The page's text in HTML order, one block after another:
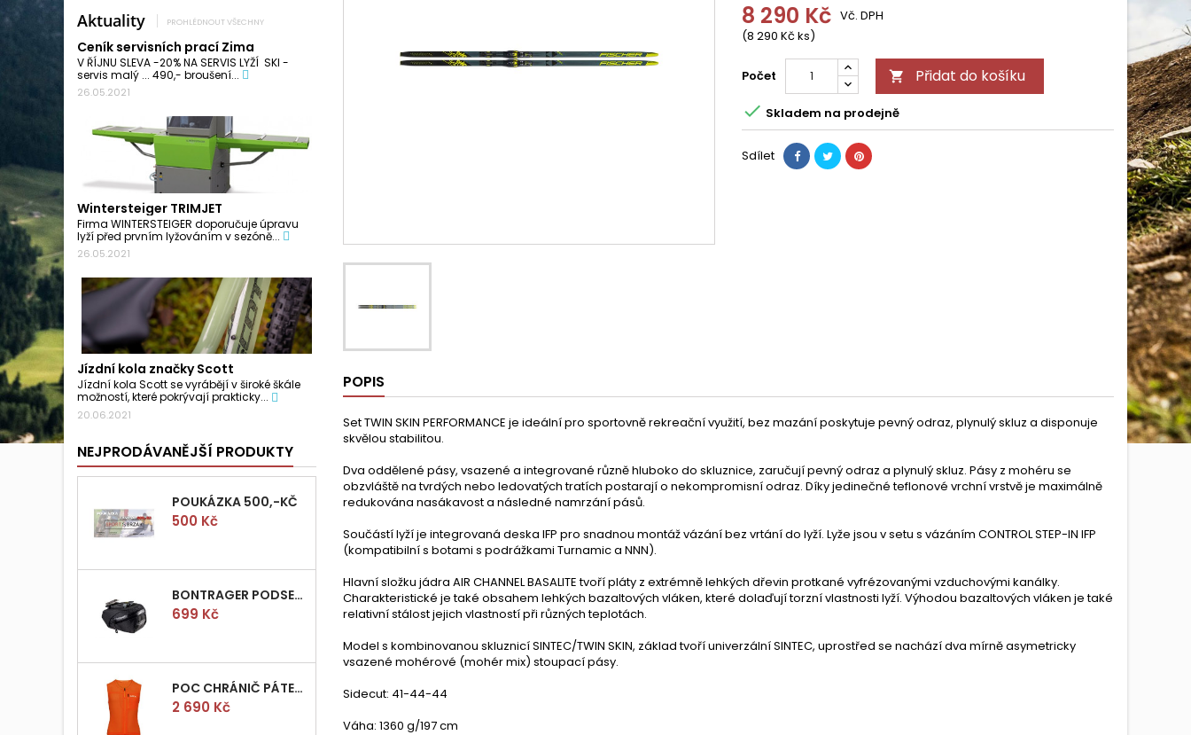
Aktuality PROHLÉDNOUT VŠECHNY
Ceník servisních prací Zima
V ŘÍJNU SLEVA -20% NA SERVIS LYŽÍ SKI -
servis malý ... 490,- broušení...
26.05.2021
Wintersteiger TRIMJET
Firma WINTERSTEIGER doporučuje úpravu
lyží před prvním lyžováním v sezóně...
26.05.2021
Jízdní kola značky Scott
Jízdní kola Scott se vyrábějí v široké škále
možností, které pokrývají prakticky...
20.06.2021
NEJPRODÁVANĚJŠÍ PRODUKTY
POUKÁZKA 500,-KČ
Cena
500 Kč
BONTRAGER PODSEDLOVÁ BRAŠNIČKA PRO QUICK S
Cena
699 Kč
POC CHRÁNIČ PÁTEŘE POCITO VPD AIR VEST VEL.M
Cena
2 690 Kč
8 290 Kč
(8 290 Kč ks)
Vč. DPH
Počet  Přidat do košíku
 Skladem na prodejně
Sdílet
POPIS
Set TWIN SKIN PERFORMANCE je ideální pro sportovně rekreační využití, bez mazání poskytuje pevný odraz, plynulý skluz a disponuje
skvělou stabilitou.
Dva oddělené pásy, vsazené a integrované různě hluboko do skluznice, zaručují pevný odraz a plynulý skluz. Pásy z mohéru se
obzvláště na tvrdých nebo ledovatých tratích postarají o nekompromisní odraz. Díky jedinečné teflonové vrchní vrstvě je maximálně
redukována nasákavost a následné namrzání pásů.
Součástí lyží je integrovaná deska IFP pro snadnou montáž vázání bez vrtání do lyží. Lyže jsou v setu s vázáním CONTROL STEP-IN IFP
(kompatibilní s botami s podrážkami Turnamic a NNN).
Hlavní složku jádra AIR CHANNEL BASALITE tvoří pláty z extrémně lehkých dřevin protkané vyfrézovanými vzduchovými kanálky.
Charakteristické je také obsahem lehkých bazaltových vláken, které dolaďují torzní vlastnosti lyží. Výhodou bazaltových vláken je také
relativní stálost jejich vlastností při různých teplotách.
Model s kombinovanou skluznicí SINTEC/TWIN SKIN, základ tvoří univerzální SINTEC, uprostřed se nachází dva mírně asymetricky
vsazené mohérové (mohér mix) stoupací pásy.
Sidecut: 41-44-44
Váha: 1360 g/197 cm